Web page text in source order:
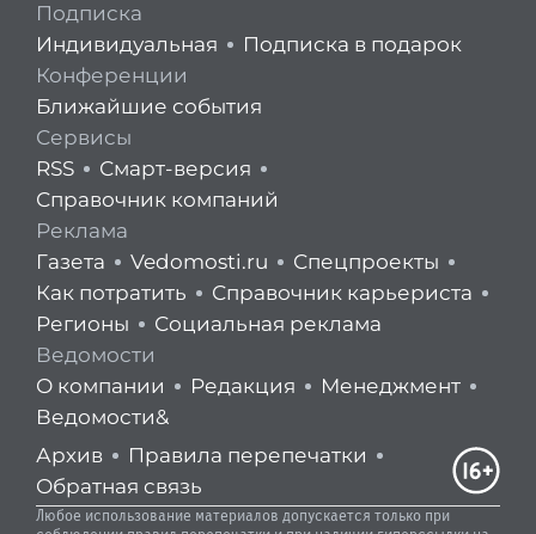
Подписка
Индивидуальная
Подписка в подарок
Конференции
Ближайшие события
Сервисы
RSS
Смарт-версия
Справочник компаний
Реклама
Газета
Vedomosti.ru
Спецпроекты
Как потратить
Справочник карьериста
Регионы
Социальная реклама
Ведомости
О компании
Редакция
Менеджмент
Ведомости&
Архив
Правила перепечатки
Обратная связь
Любое использование материалов допускается только при